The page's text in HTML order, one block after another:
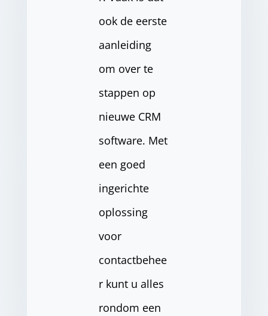
ook de eerste
aanleiding
om over te
stappen op
nieuwe CRM
software. Met
een goed
ingerichte
oplossing
voor
contactbehee
r kunt u alles
rondom een